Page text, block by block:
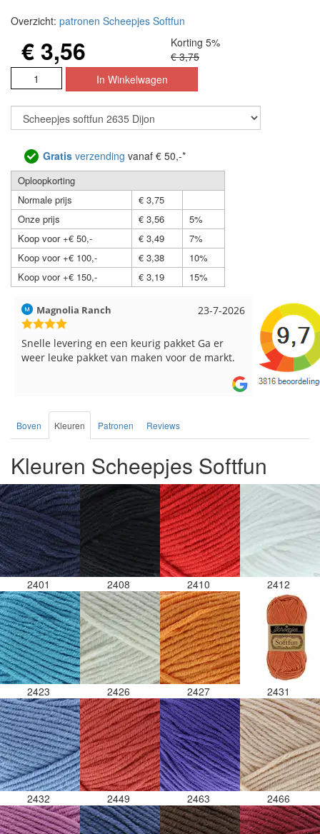
Overzicht: patronen Scheepjes Softfun
€ 3,56
Korting 5%
€ 3,75
Gratis verzending vanaf € 50,-*
Oploopkorting
Normale prijs
€ 3,75
Onze prijs
€ 3,56
5%
Koop voor +€ 50,-
€ 3,49
7%
Koop voor +€ 100,-
€ 3,38
10%
Koop voor +€ 150,-
€ 3,19 15%
17-7-2026
Hilde uit Loyers
Reeds meerdere keren breigaren en
breinaalden besteld, altijd heel tevreden over
Loes uit
Snelle
Boven Kleuren Patronen Reviews
Kleuren Scheepjes Softfun
2401 2408 2410 2412
2423 2426 2427 2431
2432 2449 2463 2466